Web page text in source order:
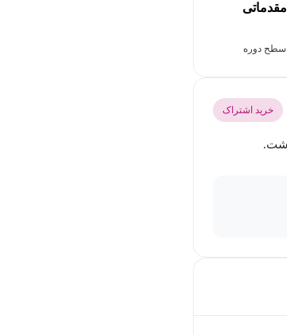
مقدماتی
سطح دوره
خرید اشتراک